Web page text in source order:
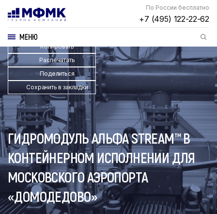
По России бесплатно
+7 (495) 122-22-62
МЕНЮ
Копировать
Распечатать
Поделиться
Сохранить в закладки
ГИДРОМОДУЛЬ АЛЬФА STREAM™ В
КОНТЕЙНЕРНОМ ИСПОЛНЕНИИ ДЛЯ
МОСКОВСКОГО АЭРОПОРТА
«ДОМОДЕДОВО»